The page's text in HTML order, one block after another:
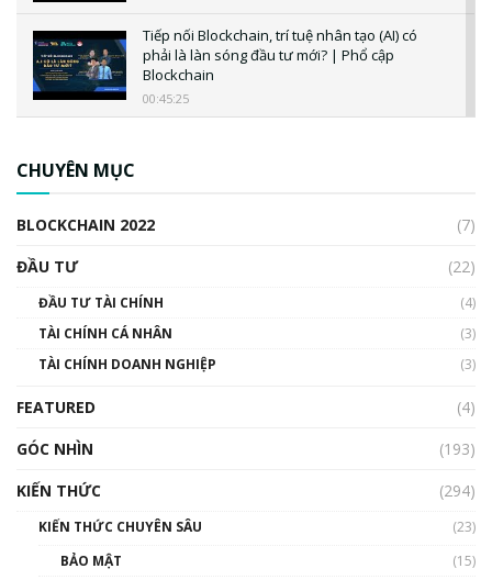
Tiếp nối Blockchain, trí tuệ nhân tạo (AI) có
phải là làn sóng đầu tư mới? | Phổ cập
Blockchain
00:45:25
00:02:14
Nhìn lại năm 2022: Những sự kiện ảnh hưởng
đến hệ sinh thái tiền mã hoá | Phổ cập
CHUYÊN MỤC
BLOCKCHAIN 2022
(7)
ĐẦU TƯ
(22)
ĐẦU TƯ TÀI CHÍNH
(4)
TÀI CHÍNH CÁ NHÂN
(3)
TÀI CHÍNH DOANH NGHIỆP
(3)
FEATURED
(4)
GÓC NHÌN
(193)
KIẾN THỨC
(294)
KIẾN THỨC CHUYÊN SÂU
(23)
BẢO MẬT
(15)